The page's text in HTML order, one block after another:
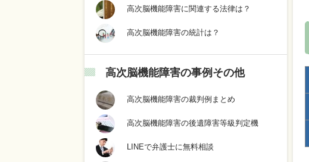
高次脳機能障害に関連する法律は？
高次脳機能障害の統計は？
高次脳機能障害の事例その他
高次脳機能障害の裁判例まとめ
高次脳機能障害の後遺障害等級判定機
LINEで弁護士に無料相談